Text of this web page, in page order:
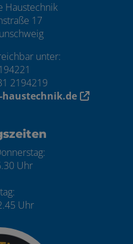
Haustechnik
17
unter:
2194219
haustechnik.de
Uhr
Uhr